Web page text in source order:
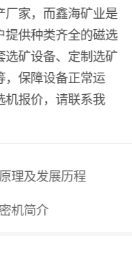
厂家，而鑫海矿业是
提供种类齐全的磁选
选矿设备、定制选矿
，保障设备正常运
机报价，请联系我
理及发展历程
机简介